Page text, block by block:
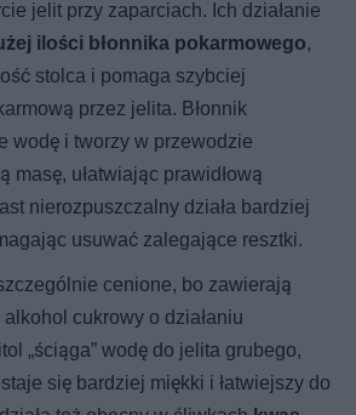
jelit przy zaparciach. Ich działanie
ilości błonnika pokarmowego,
stolca i pomaga szybciej
przez jelita. Błonnik
wodę i tworzy w przewodzie
masę, ułatwiając prawidłową
nierozpuszczalny działa bardziej
usuwać zalegające resztki.
cenione, bo zawierają
cukrowy o działaniu
„ściąga” wodę do jelita grubego,
się bardziej miękki i łatwiejszy do